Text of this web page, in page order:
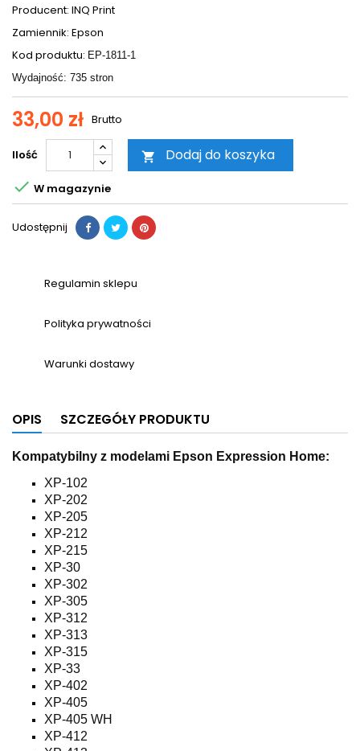
Producent: INQ Print
Zamiennik: Epson
Kod produktu: EP-1811-1
Wydajność: 735 stron
33,00 zł Brutto
Ilość  Dodaj do koszyka
 W magazynie
Udostępnij
Regulamin sklepu
Polityka prywatności
Warunki dostawy
OPIS SZCZEGÓŁY PRODUKTU
Kompatybilny z modelami Epson Expression Home:
XP-102
XP-202
XP-205
XP-212
XP-215
XP-30
XP-302
XP-305
XP-312
XP-313
XP-315
XP-33
XP-402
XP-405
XP-405 WH
XP-412